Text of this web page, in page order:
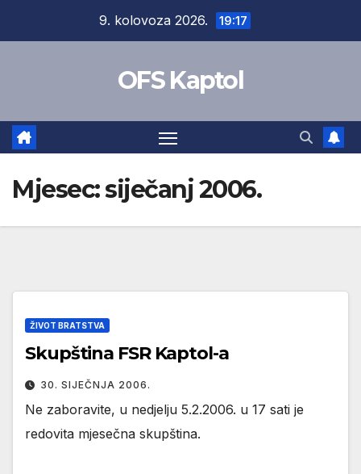
9. kolovoza 2026. 19:17
OFS Kaptol
Mjesec:siječanj 2006.
ŽIVOT BRATSTVA
Skupština FSR Kaptol-a
30. SIJEČNJA 2006.
Ne zaboravite, u nedjelju 5.2.2006. u 17 sati je
redovita mjesečna skupština.